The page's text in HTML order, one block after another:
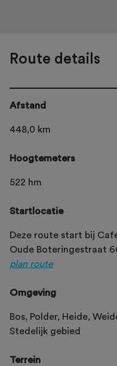
Route details
Afstand
448,0 km
Hoogtemeters
522 hm
Startlocatie
Deze route start bij
Oude Boteringestraat
plan route
Omgeving
Bos, Polder, Heide,
Stedelijk gebied
Terrein